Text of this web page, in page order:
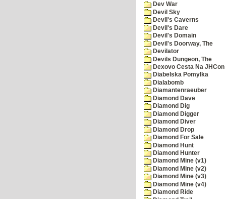
Dev War
Devil Sky
Devil's Caverns
Devil's Dare
Devil's Domain
Devil's Doorway, The
Devilator
Devils Dungeon, The
Dexovo Cesta Na JHCon
Diabelska Pomylka
Dialabomb
Diamantenraeuber
Diamond Dave
Diamond Dig
Diamond Digger
Diamond Diver
Diamond Drop
Diamond For Sale
Diamond Hunt
Diamond Hunter
Diamond Mine (v1)
Diamond Mine (v2)
Diamond Mine (v3)
Diamond Mine (v4)
Diamond Ride